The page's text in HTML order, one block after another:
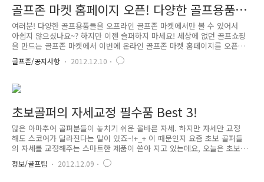
골프존 마켓 홈페이지 오픈! 다양한 골프용품을
온라인에서도 만나보세요!
여러분! 다양한 골프용품들을 오프라인 골프존 마켓에서만 볼 수 있어서
아쉽지 않으셨나요~? 하지만 이젠 슬퍼하지 마세요! 세상에 없던 골프쇼핑
을 만드는 골프존 마켓에서 이번에 온라인 골프존 마켓 홈페이지를 오픈했
다고 합니다~! 그럼 지금 바로 골프존 마켓 홈페이지를 둘러볼까요?^0^
짠! 골프존 마켓 홈페이지입니다~! 깔끔한 모습이죠?^^ 골프존 마켓 홈페이
공되는데요, 각 카테고리가 어떻게 구성되어 있는지 살펴 보아요.=) 사실
‘다른 골퍼들은 어떤 골프용품을 사용하고 있을까?’하고 궁금해하시는 분
들이 많을 것 같은데요! 골프존 마켓 홈페이지를 방문하시면 주간에 가장
인기 있었던 상품과 추천상품을 함께 만나 보실 수 있답니다.^^ ..
골프존/공지사항 2012.12.10
초보골퍼의 자세교정 필수품 Best 3!
많은 아마추어 골퍼분들이 놓치기 쉬운 올바른 자세. 하지만 자세만 교정
해도 스코어가 달라진다는 말이 있죠~!+_+ 이 때문인지 요즘 초보 골퍼들
의 자세를 교정해주는 스마트한 제품이 쏟아 지고 있는데요, 오늘은 초보
골퍼의 필수품이라고 할 수 있는 '자세교정 용품 BEST 3'를 소개합니다
~!^0^ 이젠 카메라 하나면 OK, 골퍼전용 카메라 사실 골퍼들의 스윙을 교
정보/골프팁 2012.12.09